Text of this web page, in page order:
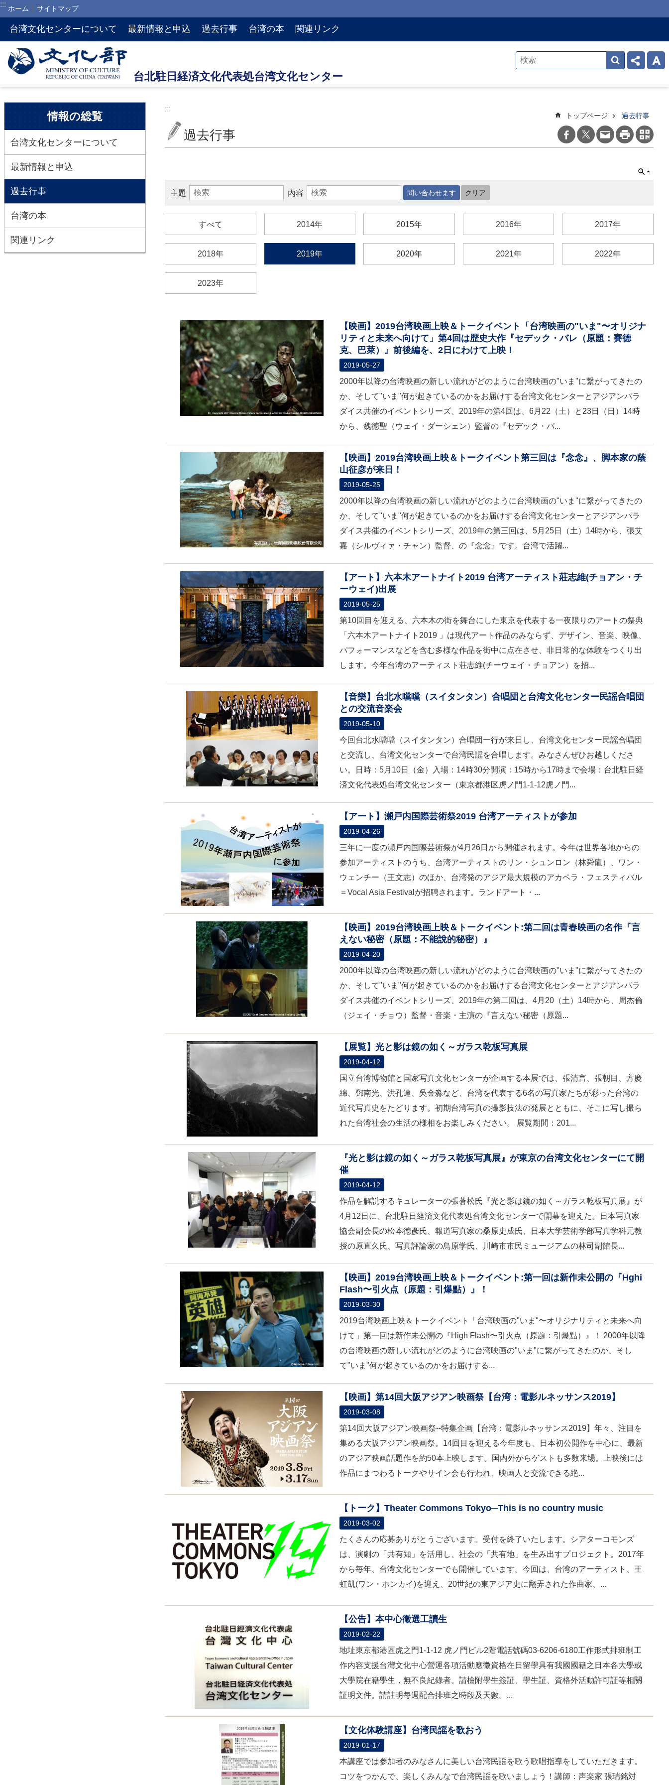
メインのコンテンツブロックにジャンプします
::: ホーム サイトマップ
台湾文化センターについて 最新情報と申込 過去行事 台湾の本 関連リンク
:::
情報の総覧
台湾文化センターについて
最新情報と申込
過去行事
台湾の本
関連リンク
:::
トップページ 過去行事
過去行事
主題 內容
すべて 2014年 2015年 2016年 2017年
2018年 2019年 2020年 2021年 2022年
2023年
【映画】2019台湾映画上映＆トークイベント「台湾映画の"いま"〜オリジナ
リティと未来へ向けて」第4回は歴史大作『セデック・バレ（原題：賽德
克、巴萊）』前後編を、2日にわけて上映！
2019-05-27
2000年以降の台湾映画の新しい流れがどのように台湾映画の"いま"に繋がってきたの
か、そして"いま"何が起きているのかをお届けする台湾文化センターとアジアンパラ
ダイス共催のイベントシリーズ、2019年の第4回は、6月22（土）と23日（日）14時
から、魏徳聖（ウェイ・ダーシェン）監督の『セデック・バ...
【映画】2019台湾映画上映＆トークイベント第三回は『念念』、脚本家の蔭
山征彦が来日！
2019-05-25
2000年以降の台湾映画の新しい流れがどのように台湾映画の"いま"に繋がってきたの
か、そして"いま"何が起きているのかをお届けする台湾文化センターとアジアンパラ
ダイス共催のイベントシリーズ、2019年の第三回は、5月25日（土）14時から、張艾
嘉（シルヴィァ・チャン）監督、の『念念』です。台湾で活躍...
【アート】六本木アートナイト2019 台湾アーティスト莊志維(チョアン・チ
ーウェイ)出展
2019-05-25
第10回目を迎える、六本木の街を舞台にした東京を代表する一夜限りのアートの祭典
「六本木アートナイト2019 」は現代アート作品のみならず、デザイン、音楽、映像、
パフォーマンスなどを含む多様な作品を街中に点在させ、非日常的な体験をつくり出
します。今年台湾のアーティスト荘志維(チーウェイ・チョアン）を招...
【音樂】台北水噹噹（スイタンタン）合唱団と台湾文化センター民謡合唱団
との交流音楽会
2019-05-10
今回台北水噹噹（スイタンタン）合唱団一行が来日し、台湾文化センター民謡合唱団
と交流し、台湾文化センターで台湾民謡を合唱します。みなさんぜひお越しくださ
い。日時：5月10日（金）入場：14時30分開演：15時から17時まで会場：台北駐日経
済文化代表処台湾文化センター（東京都港区虎ノ門1-1-12虎ノ門...
【アート】瀬戸内国際芸術祭2019 台湾アーティストが参加
2019-04-26
三年に一度の瀬戸内国際芸術祭が4月26日から開催されます。今年は世界各地からの
参加アーティストのうち、台湾アーティストのリン・シュンロン（林舜龍）、ワン・
ウェンチー（王文志）のほか、台湾発のアジア最大規模のアカペラ・フェスティバル
＝Vocal Asia Festivalが招聘されます。ランドアート・...
【映画】2019台湾映画上映＆トークイベント:第二回は青春映画の名作『言
えない秘密（原題：不能說的秘密）』
2019-04-20
2000年以降の台湾映画の新しい流れがどのように台湾映画の"いま"に繋がってきたの
か、そして"いま"何が起きているのかをお届けする台湾文化センターとアジアンパラ
ダイス共催のイベントシリーズ、2019年の第二回は、4月20（土）14時から、周杰倫
（ジェイ・チョウ）監督・音楽・主演の『言えない秘密（原題...
【展覧】光と影は鏡の如く～ガラス乾板写真展
2019-04-12
国立台湾博物館と国家写真文化センターが企画する本展では、張清言、張朝目、方慶
綿、鄧南光、洪孔達、吳金淼など、台湾を代表する6名の写真家たちが彩った台湾の
近代写真史をたどります。初期台湾写真の撮影技法の発展とともに、そこに写し撮ら
れた台湾社会の生活の様相をお楽しみください。 展覧期間：201...
『光と影は鏡の如く～ガラス乾板写真展』が東京の台湾文化センターにて開
催
2019-04-12
作品を解説するキュレーターの張蒼松氏『光と影は鏡の如く～ガラス乾板写真展』が
4月12日に、台北駐日経済文化代表処台湾文化センターで開幕を迎えた。日本写真家
協会副会長の松本德彥氏、報道写真家の桑原史成氏、日本大学芸術学部写真学科元教
授の原直久氏、写真評論家の鳥原学氏、川崎市市民ミュージアムの林司副館長...
【映画】2019台湾映画上映＆トークイベント:第一回は新作未公開の『Hghi
Flash〜引火点（原題：引爆點）』！
2019-03-30
2019台湾映画上映＆トークイベント「台湾映画の"いま"〜オリジナリティと未来へ向
けて」第一回は新作未公開の『High Flash〜引火点（原題：引爆點）』！ 2000年以降
の台湾映画の新しい流れがどのように台湾映画の"いま"に繋がってきたのか、そし
て"いま"何が起きているのかをお届けする...
【映画】第14回大阪アジアン映画祭【台湾：電影ルネッサンス2019】
2019-03-08
第14回大阪アジアン映画祭--特集企画【台湾：電影ルネッサンス2019】年々、注目を
集める大阪アジアン映画祭。14回目を迎える今年度も、日本初公開作を中心に、最新
のアジア映画話題作を約50本上映します。国内外からゲストも多数来場。上映後には
作品にまつわるトークやサイン会も行われ、映画人と交流できる絶...
【トーク】Theater Commons Tokyo─This is no country music
2019-03-02
たくさんの応募ありがとうございます。受付を終了いたします。シアターコモンズ
は、演劇の「共有知」を活用し、社会の「共有地」を生み出すプロジェクト。2017年
から毎年、台湾文化センターでも開催しています。今回は、台湾のアーティスト、王
虹凱(ワン・ホンカイ)を迎え、20世紀の東アジア史に翻弄された作曲家、...
【公告】本中心徵選工讀生
2019-02-22
地址東京都港區虎之門1-1-12 虎ノ門ビル2階電話號碼03-6206-6180工作形式排班制工
作内容支援台灣文化中心營運各項活動應徵資格在日留學具有我國國籍之日本各大學或
大學院在籍學生，無不良紀錄者。請檢附學生簽証、學生証、資格外活動許可証等相關
証明文件。請註明每週配合排班之時段及天數。...
【文化体験講座】台湾民謡を歌おう
2019-01-17
本講座では参加者のみなさんに美しい台湾民謡を歌う歌唱指導をしていただきます。
コツをつかんで、楽しくみんなで台湾民謡を歌いましょう！講師：声楽家 張瑞銘対